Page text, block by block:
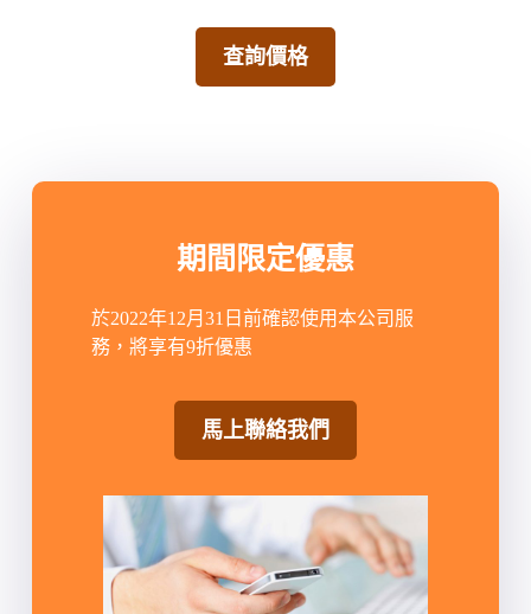
查詢價格
期間限定優惠
於2022年12月31日前確認使用本公司服
務，將享有9折優惠
馬上聯絡我們